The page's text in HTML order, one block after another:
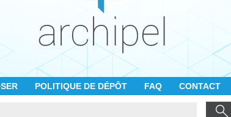
POLITIQUE DE DÉPÔT FAQ CONTACT